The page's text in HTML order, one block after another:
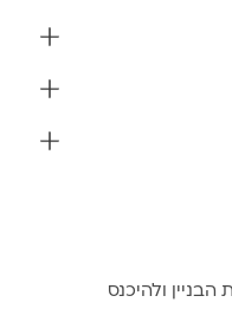
ולהיכנס